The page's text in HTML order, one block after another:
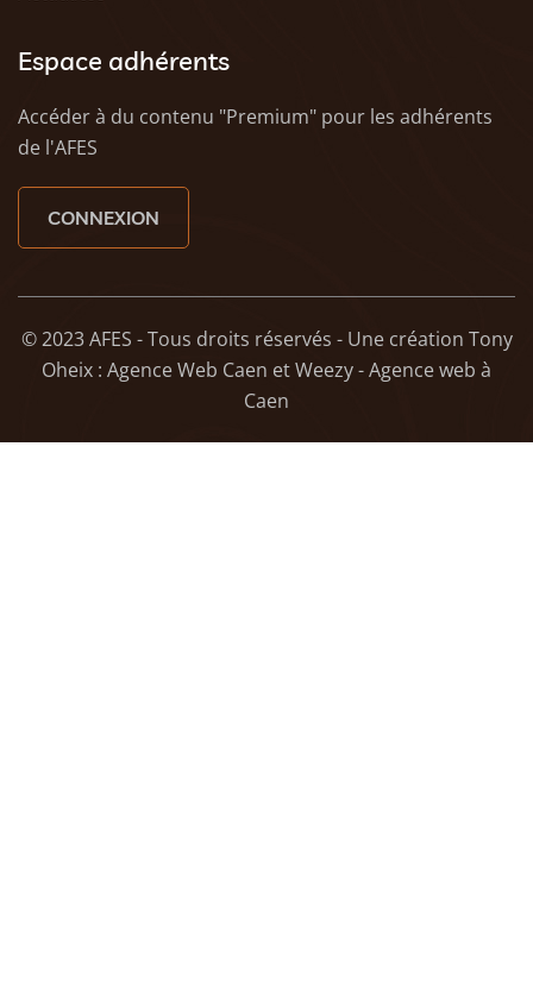
Espace adhérents
Accéder à du contenu "Premium" pour les adhérents
de l'AFES
CONNEXION
© 2023 AFES - Tous droits réservés - Une création Tony
Oheix : Agence Web Caen etWeezy - Agence web à
Caen